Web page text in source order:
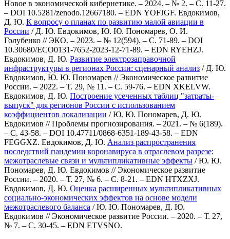
Новое в экономической кибернетике. – 2024. – № 2. – С. 11-27.
– DOI 10.5281/zenodo.12667180. – EDN YOFJGF. Евдокимов,
Д. Ю. К вопросу о планах по развитию малой авиации в
России / Д. Ю. Евдокимов, Ю. Ю. Пономарев, О. И.
Голубенко // ЭКО. – 2023. – № 12(594). – С. 71-89. – DOI
10.30680/ECO0131-7652-2023-12-71-89. – EDN RYEHZJ.
Евдокимов, Д. Ю. Развитие электрозаправочной
инфраструктуры в регионах России: сценарный анализ / Д. Ю.
Евдокимов, Ю. Ю. Пономарев // Экономическое развитие
России. – 2022. – Т. 29, № 11. – С. 59-76. – EDN XKELVW.
Евдокимов, Д. Ю. Построение усеченных таблиц "затраты-
выпуск" для регионов России с использованием
коэффициентов локализации / Ю. Ю. Пономарев, Д. Ю.
Евдокимов // Проблемы прогнозирования. – 2021. – № 6(189).
– С. 43-58. – DOI 10.47711/0868-6351-189-43-58. – EDN
FEGGXZ. Евдокимов, Д. Ю. Анализ распространения
последствий пандемии коронавируса в отраслевом разрезе:
межотраслевые связи и мультипликативные эффекты / Ю. Ю.
Пономарев, Д. Ю. Евдокимов // Экономическое развитие
России. – 2020. – Т. 27, № 6. – С. 8-21. – EDN HTXZXJ.
Евдокимов, Д. Ю. Оценка расширенных мультипликативных
социально-экономических эффектов на основе модели
межотраслевого баланса / Ю. Ю. Пономарев, Д. Ю.
Евдокимов // Экономическое развитие России. – 2020. – Т. 27,
№ 7. – С. 30-45. – EDN ETVSNO.